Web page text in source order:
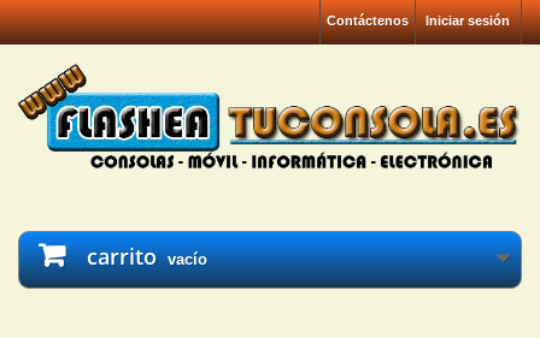
Iniciar sesión
Contáctenos
carrito vacío